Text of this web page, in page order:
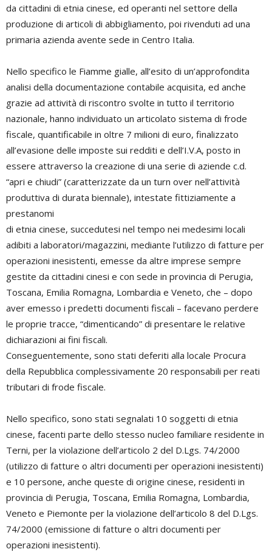
da cittadini di etnia cinese, ed operanti nel settore della
produzione di articoli di abbigliamento, poi rivenduti ad una
primaria azienda avente sede in Centro Italia.
Nello specifico le Fiamme gialle, all’esito di un’approfondita
analisi della documentazione contabile acquisita, ed anche
grazie ad attività di riscontro svolte in tutto il territorio
nazionale, hanno individuato un articolato sistema di frode
fiscale, quantificabile in oltre 7 milioni di euro, finalizzato
all’evasione delle imposte sui redditi e dell’I.V.A, posto in
essere attraverso la creazione di una serie di aziende c.d.
“apri e chiudi” (caratterizzate da un turn over nell’attività
produttiva di durata biennale), intestate fittiziamente a
prestanomi
di etnia cinese, succedutesi nel tempo nei medesimi locali
adibiti a laboratori/magazzini, mediante l’utilizzo di fatture per
operazioni inesistenti, emesse da altre imprese sempre
gestite da cittadini cinesi e con sede in provincia di Perugia,
Toscana, Emilia Romagna, Lombardia e Veneto, che – dopo
aver emesso i predetti documenti fiscali – facevano perdere
le proprie tracce, “dimenticando” di presentare le relative
dichiarazioni ai fini fiscali.
Conseguentemente, sono stati deferiti alla locale Procura
della Repubblica complessivamente 20 responsabili per reati
tributari di frode fiscale.
Nello specifico, sono stati segnalati 10 soggetti di etnia
cinese, facenti parte dello stesso nucleo familiare residente in
Terni, per la violazione dell’articolo 2 del D.Lgs. 74/2000
(utilizzo di fatture o altri documenti per operazioni inesistenti)
e 10 persone, anche queste di origine cinese, residenti in
provincia di Perugia, Toscana, Emilia Romagna, Lombardia,
Veneto e Piemonte per la violazione dell’articolo 8 del D.Lgs.
74/2000 (emissione di fatture o altri documenti per
operazioni inesistenti).